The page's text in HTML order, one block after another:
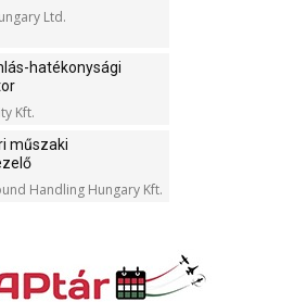
Ltd.
hatékonysági
Kft.
műszaki
Handling Hungary Kft.